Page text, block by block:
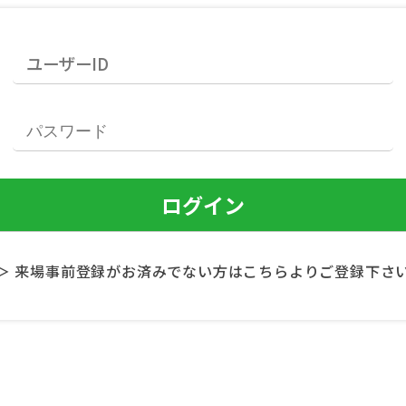
来場事前登録がお済みでない方はこちらよりご登録下さ